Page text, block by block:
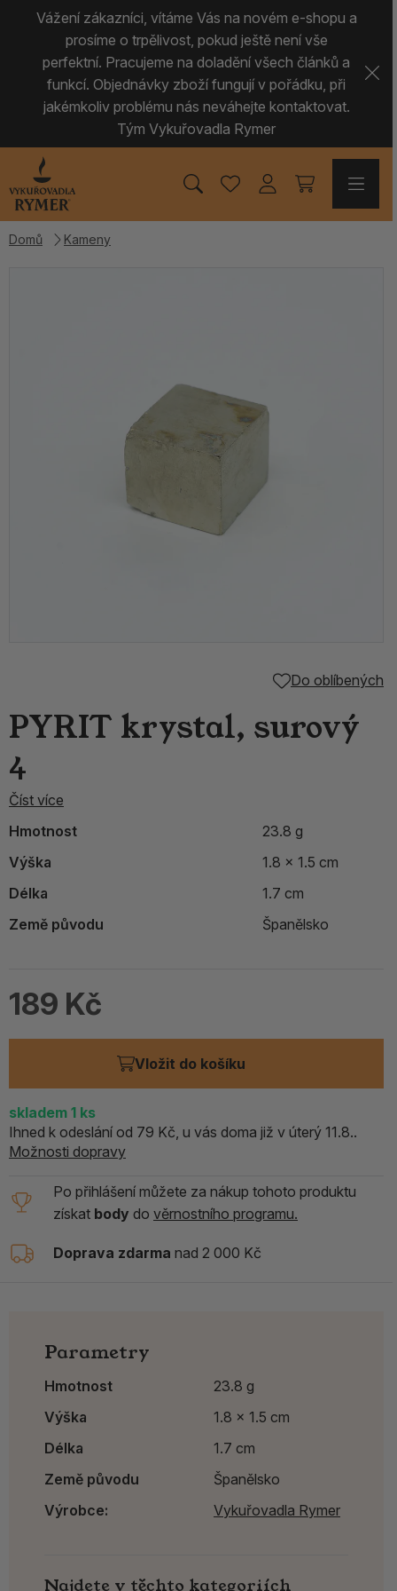
Vážení zákazníci, vítáme Vás na novém e-shopu a
prosíme o trpělivost, pokud ještě není vše
perfektní. Pracujeme na doladění všech článků a
funkcí. Objednávky zboží fungují v pořádku, při
jakémkoliv problému nás neváhejte kontaktovat.
Tým Vykuřovadla Rymer
Domů Kameny
Do oblíbených
PYRIT krystal, surový
4
Číst více
Hmotnost
23.8 g
Výška
1.8 x 1.5 cm
Délka
1.7 cm
Země původu
Španělsko
189 Kč
Vložit do košíku
skladem 1 ks
Ihned k odeslání od 79 Kč, u vás doma již v úterý 11.8..
Možnosti dopravy
Po přihlášení můžete za nákup tohoto produktu
získat body do věrnostního programu.
Doprava zdarma nad 2 000 Kč
Parametry
Hmotnost
23.8 g
Výška
1.8 x 1.5 cm
Délka
1.7 cm
Země původu
Španělsko
Výrobce:
Vykuřovadla Rymer
Najdete v těchto kategoriích